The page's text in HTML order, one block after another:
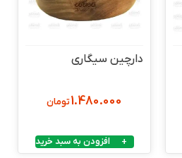
دارچین سیگاری
1.480.000تومان
افزودن به سبد خرید